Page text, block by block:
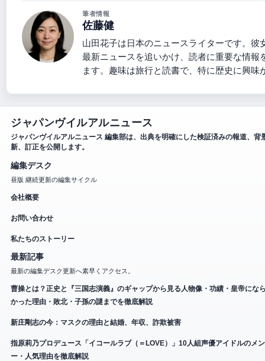
筆者情報
佐藤健
山田花子は日本のニュースライターです。彼
最新ニュースを追いかけ、読者に重要な情報
ます。趣味は旅行と読書で、特に歴史に興味
ジャパンヴイルアルニュース
ジャパンヴイルアルニュース 編集部は、出典を明確にした検証済みの報道、背
新、訂正を公開します。
編集デスク
昼版 継続更新の編集サイクル
会社概要
お問い合わせ
私たちのストーリー
最新記事
最新の編集デスク更新へ素早くアクセス。
曹操とは？正史と『三国志演義』のギャップから見る人物像・功績・皇帝にな
かった理由・敗北・子孫の謎までを徹底解説
新庄剛志の今：マスクの理由と結婚、年収、詐欺被害
指原莉乃プロデュース「イコールラブ（＝LOVE）」10人組声優アイドルのメ
ー・人気理由を徹底解説